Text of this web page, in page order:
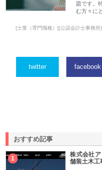
題です。
む方々に
[士業（専門職種）][公認会計士事務所]
twitter facebook
おすすめ記事
1
株式会社
舗装土木工